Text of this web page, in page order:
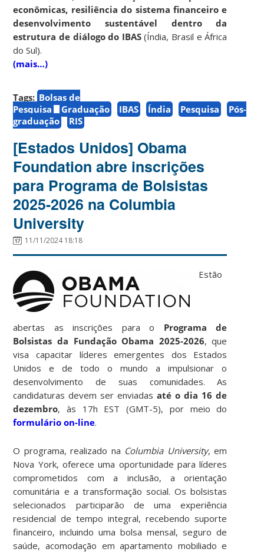
econômicas, resiliência do sistema financeiro e
desenvolvimento sustentável dentro da
estrutura de diálogo do IBAS(Índia, Brasil e África
do Sul).
(mais…)
Tags: Bolsas de
Pesquisa
Graduação IBAS Índia Pesquisa
Pós-
graduação
RIS
[Estados Unidos] Obama
Foundation abre inscrições
para Programa de Bolsistas
2025-2026 na Columbia
University
11/11/2024 18:18
Estão
abertas as inscrições para o Programa de
Bolsistas da Fundação Obama 2025-2026, que
visa capacitar líderes emergentes dos Estados
Unidos e de todo o mundo a impulsionar o
desenvolvimento de suas comunidades. As
candidaturas devem ser enviadasaté o dia 16 de
dezembro, às 17h EST (GMT-5), por meio do
formulário on-line.
O programa, realizado na Columbia University, em
Nova York, oferece uma oportunidade para líderes
comprometidos com a inclusão, a orientação
comunitária e a transformação social. Os bolsistas
selecionados participarão de uma experiência
residencial de tempo integral, recebendo suporte
financeiro, incluindo uma bolsa mensal, seguro de
saúde, acomodação em apartamento mobiliado e